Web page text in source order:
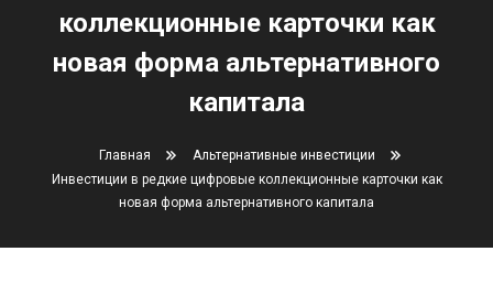
коллекционные карточки как
новая форма альтернативного
капитала
Главная
Альтернативные инвестиции
Инвестиции в редкие цифровые коллекционные карточки как
новая форма альтернативного капитала